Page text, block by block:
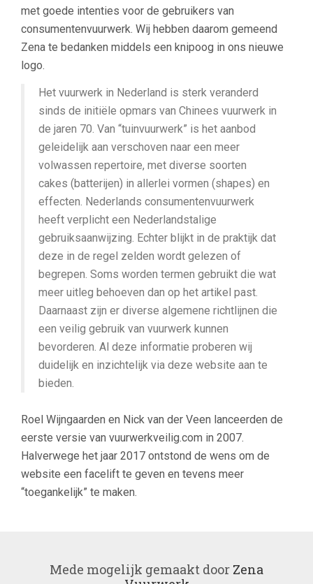
met goede intenties voor de gebruikers van
consumentenvuurwerk. Wij hebben daarom gemeend
Zena te bedanken middels een knipoog in ons nieuwe
logo.
Het vuurwerk in Nederland is sterk veranderd
sinds de initiële opmars van Chinees vuurwerk in
de jaren 70. Van “tuinvuurwerk” is het aanbod
geleidelijk aan verschoven naar een meer
volwassen repertoire, met diverse soorten
cakes (batterijen) in allerlei vormen (shapes) en
effecten. Nederlands consumentenvuurwerk
heeft verplicht een Nederlandstalige
gebruiksaanwijzing. Echter blijkt in de praktijk dat
deze in de regel zelden wordt gelezen of
begrepen. Soms worden termen gebruikt die wat
meer uitleg behoeven dan op het artikel past.
Daarnaast zijn er diverse algemene richtlijnen die
een veilig gebruik van vuurwerk kunnen
bevorderen. Al deze informatie proberen wij
duidelijk en inzichtelijk via deze website aan te
bieden.
Roel Wijngaarden en Nick van der Veen lanceerden de
eerste versie van vuurwerkveilig.com in 2007.
Halverwege het jaar 2017 ontstond de wens om de
website een facelift te geven en tevens meer
“toegankelijk” te maken.
Mede mogelijk gemaakt door Zena